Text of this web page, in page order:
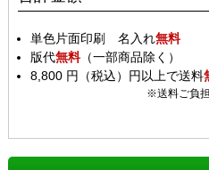
単色片面印刷 名入れ無料
版代無料（一部商品除く）
8,800 円（税込）円以上で送料
※送料ご負